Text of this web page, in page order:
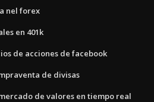
nel forex
en 401k
de acciones de facebook
de divisas
de valores en tiempo real